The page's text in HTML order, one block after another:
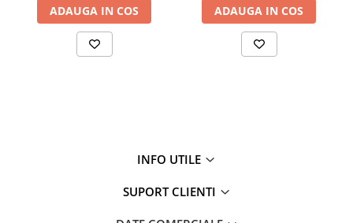
ADAUGA IN COS ADAUGA IN COS
INFO UTILE
SUPORT CLIENTI